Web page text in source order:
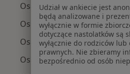
Ospa w Pruszczu Gdańskim
Ospa w Wejherowie
Ospa w Starogardzie
Ospa w Tczewie
Udział w ankiecie jest
będą analizowane i
wyłącznie w formie
dotyczące nastolatków są
wyłącznie do rodziców lub
prawnych. Nie zbieramy
bezpośrednio od osób